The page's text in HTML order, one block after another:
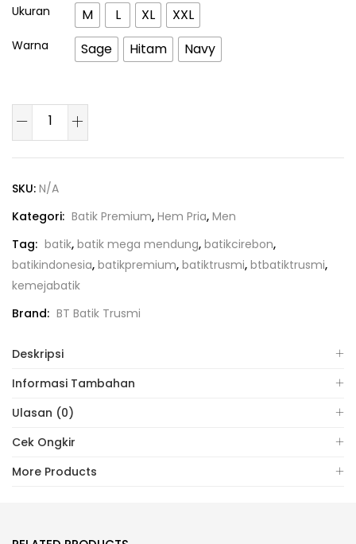
Ukuran M L XL XXL
Warna Sage Hitam Navy
SKU: N/A
Kategori: Batik Premium, Hem Pria, Men
Tag: batik, batik mega mendung, batikcirebon,
batikindonesia, batikpremium, batiktrusmi, btbatiktrusmi,
kemejabatik
Brand: BT Batik Trusmi
Deskripsi
Informasi Tambahan
Ulasan (0)
Cek Ongkir
More Products